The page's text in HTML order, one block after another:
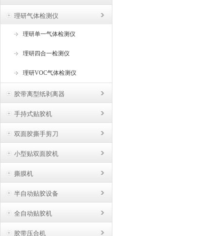
理研气体检测仪
理研单一气体检测仪
理研四合一检测仪
理研VOC气体检测仪
胶带离型纸剥离器
手持式贴胶机
双面胶撕手剪刀
小型贴双面胶机
撕膜机
半自动贴胶设备
全自动贴胶机
胶带压合机